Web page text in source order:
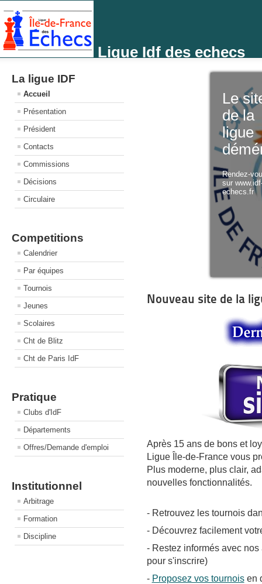
Ligue Idf des echecs
La ligue IDF
Accueil
Présentation
Président
Contacts
Commissions
Décisions
Circulaire
Competitions
Calendrier
Par équipes
Tournois
Jeunes
Scolaires
Cht de Blitz
Cht de Paris IdF
Pratique
Clubs d'IdF
Départements
Offres/Demande d'emploi
Institutionnel
Arbitrage
Formation
Discipline
Le
de la
ligue
Rendez-
sur
echecs.fr
Nouveau site de la
Après 15 ans de bons et
Ligue Île-de-France vous
Plus moderne, plus clair,
nouvelles fonctionnalités.
- Retrouvez les tournois
- Découvrez facilement
- Restez informés avec
pour s'inscrire)
- Proposez vos tournoisen